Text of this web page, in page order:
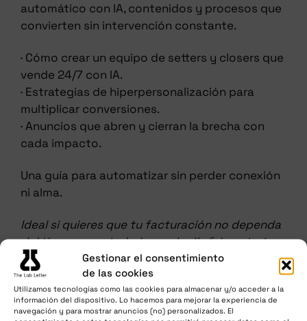
Gestionar el consentimiento
de las cookies
Utilizamos tecnologías como las cookies para almacenar y/o acceder a la
información del dispositivo. Lo hacemos para mejorar la experiencia de
navegación y para mostrar anuncios (no) personalizados. El
automático con IA, contenidos y procesos que
convierten sin intervención constante.
· Cómo crear un equipo de setters y closers que
vende 24/7 con IA.
· Estrategias de hiperpersonalización para
multiplicar conversiones.
· Anuncios que abren y cierran la brecha con
cada impacto.
Una guía para automatizar sin perder conexión
ni alma.
Ideal si quieres que tu facturación no dependa
del tiempo que trabajas cada día (ni contratar
equipo extra).
VER ÍNDICE